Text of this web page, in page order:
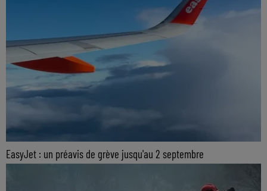
EasyJet : un préavis de grève jusqu'au 2 septembre